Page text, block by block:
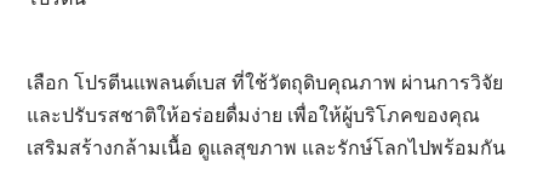
เลือกโปรตีนแพลนต์เบส ที่ใช้วัตถุดิบคุณภาพ ผ่านการวิจัย
และปรับรสชาติให้อร่อยดื่มง่าย เพื่อให้ผู้บริโภคของคุณ
เสริมสร้างกล้ามเนื้อ ดูแลสุขภาพ และรักษ์โลกไปพร้อมกัน